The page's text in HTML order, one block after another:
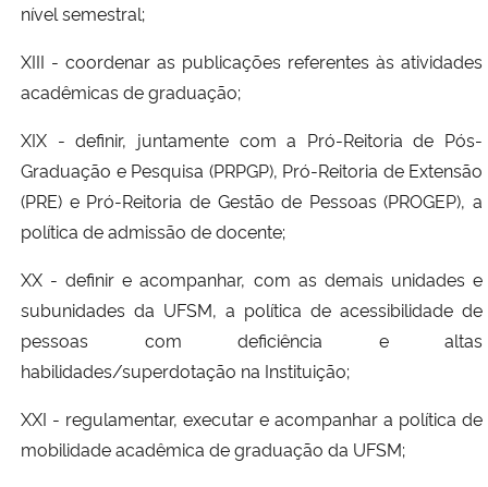
nível semestral;
XIII - coordenar as publicações referentes às atividades
acadêmicas de graduação;
XIX - definir, juntamente com a Pró-Reitoria de Pós-
Graduação e Pesquisa (PRPGP), Pró-Reitoria de Extensão
(PRE) e Pró-Reitoria de Gestão de Pessoas (PROGEP), a
política de admissão de docente;
XX - definir e acompanhar, com as demais unidades e
subunidades da UFSM, a política de acessibilidade de
pessoas com deficiência e altas
habilidades/superdotação na Instituição;
XXI - regulamentar, executar e acompanhar a política de
mobilidade acadêmica de graduação da UFSM;